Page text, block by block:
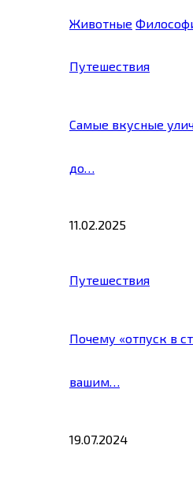
Животные
Путешествия
Самые вкусные
до…
11.02.2025
Путешествия
Почему «отпуск в
вашим…
19.07.2024